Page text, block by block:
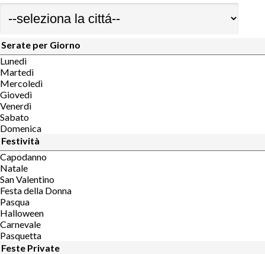
Serate per Giorno
Lunedì
Martedì
Mercoledì
Giovedì
Venerdì
Sabato
Domenica
Festività
Capodanno
Natale
San Valentino
Festa della Donna
Pasqua
Halloween
Carnevale
Pasquetta
Feste Private